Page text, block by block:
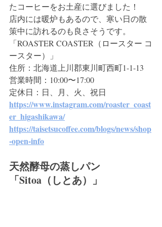
たコーヒーをお土産に選びました！
店内には暖炉もあるので、寒い日の散
策中に訪れるのも良さそうです。
「ROASTER COASTER（ロースター コ
ースター）」
住所：北海道上川郡東川町西町1-1-13
営業時間：10:00〜17:00
定休日：日、月、火、祝日
https://www.instagram.com/roaster_coast
er_higashikawa/
https://taisetsucoffee.com/blogs/news/shop
-open-info
天然酵母の蒸しパン
「Sitoa（しとあ）」